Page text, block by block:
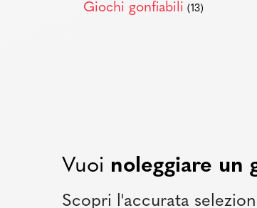
Giochi gonfiabili (13)
Vuoi noleggiare un
Scopri l'accurata